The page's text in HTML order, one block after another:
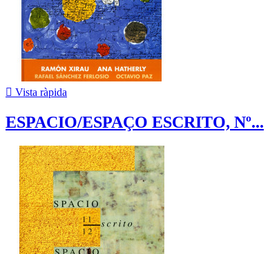
 Vista ràpida
ESPACIO/ESPAÇO ESCRITO, Nº...